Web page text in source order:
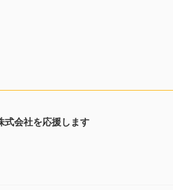
式会社を応援します